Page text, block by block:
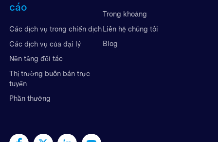
cáo
Các dịch vụ trong chiến dịch
Các dịch vụ của đại lý
Nền tảng đối tác
Thị trường buôn bán trực
tuyến
Phần thưởng
Trong khoảng
Liên hệ chúng tôi
Blog